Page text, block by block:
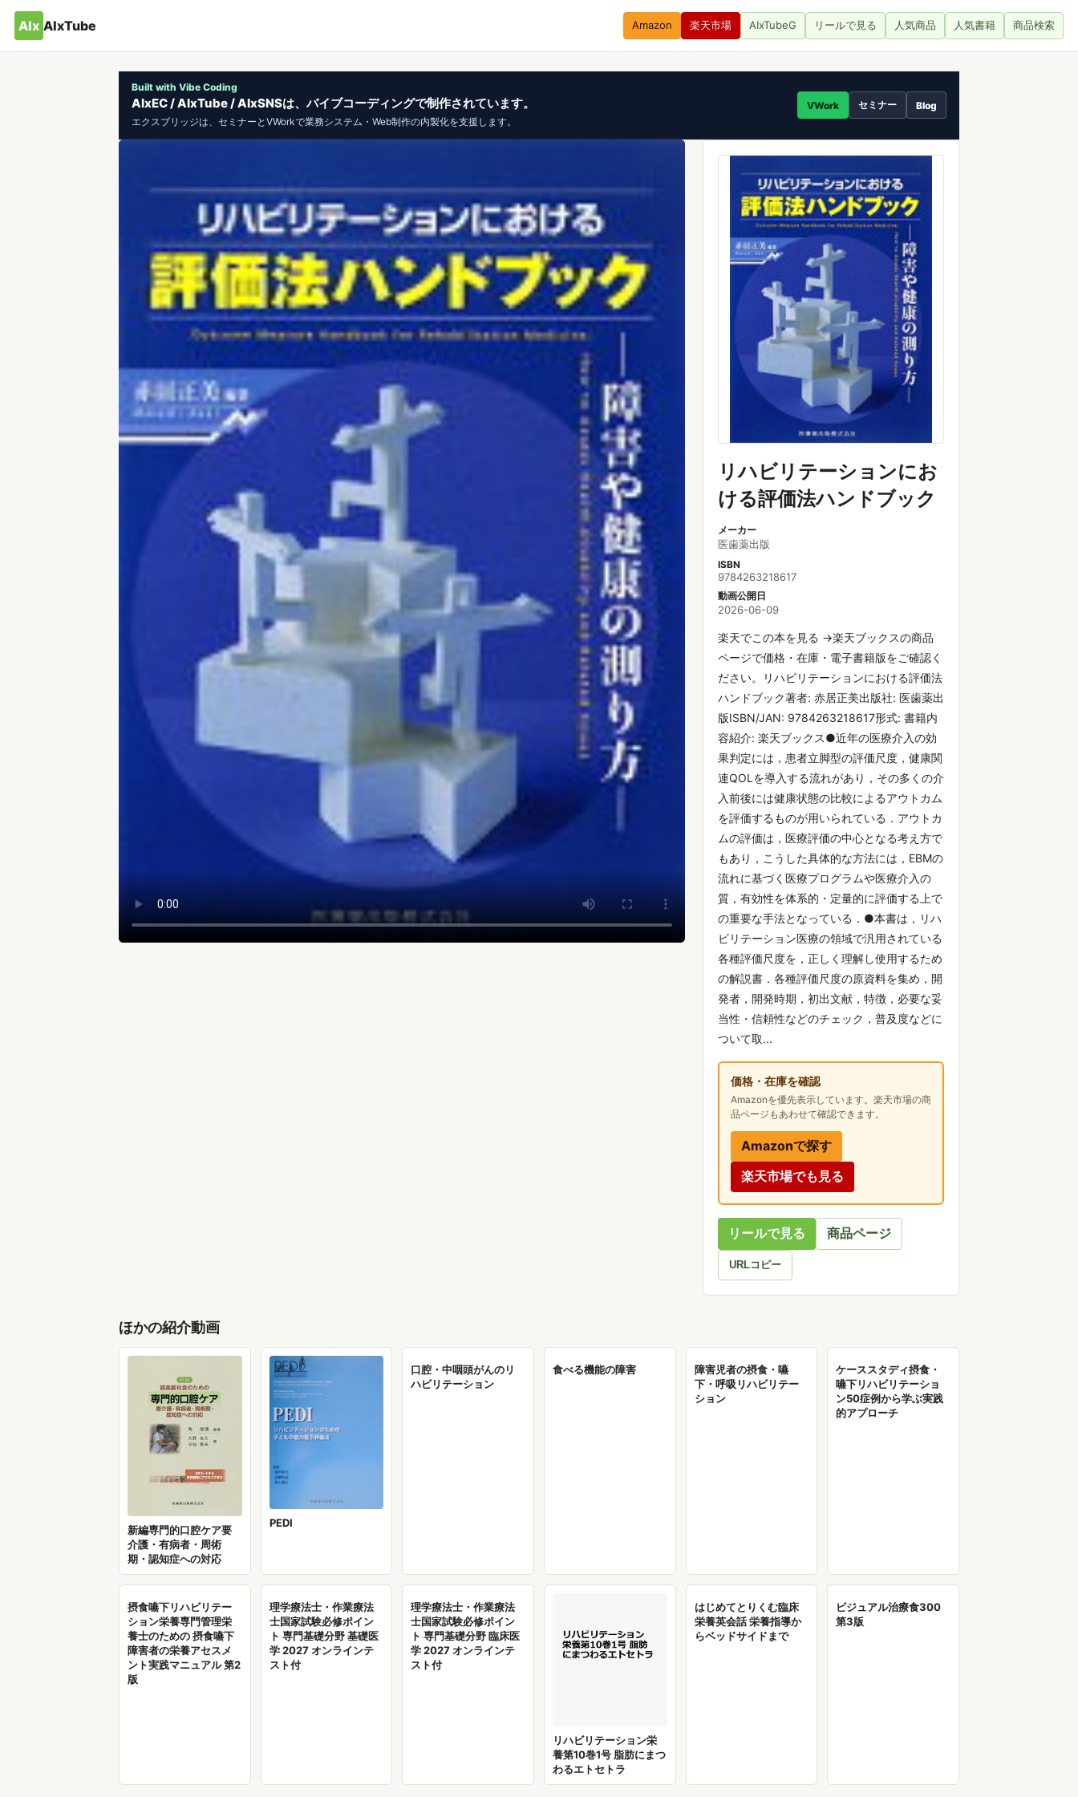
AIx AIxTube Amazon 楽天市場 AIxTubeG リールで見る 人気商品 人気書籍 商品検索
Built with Vibe Coding
AIxEC / AIxTube / AIxSNSは、バイブコーディングで制作されています。
エクスブリッジは、セミナーとVWorkで業務システム・Web制作の内製化を支援します。
VWork セミナー Blog
リハビリテーションにお
ける評価法ハンドブック
メーカー
医歯薬出版
ISBN
9784263218617
動画公開日
2026-06-09
楽天でこの本を見る →楽天ブックスの商品
ページで価格・在庫・電子書籍版をご確認く
ださい。リハビリテーションにおける評価法
ハンドブック著者: 赤居正美出版社: 医歯薬出
版ISBN/JAN: 9784263218617形式: 書籍内
容紹介: 楽天ブックス●近年の医療介入の効
果判定には，患者立脚型の評価尺度，健康関
連QOLを導入する流れがあり，その多くの介
入前後には健康状態の比較によるアウトカム
を評価するものが用いられている．アウトカ
ムの評価は，医療評価の中心となる考え方で
もあり，こうした具体的な方法には，EBMの
流れに基づく医療プログラムや医療介入の
質，有効性を体系的・定量的に評価する上で
の重要な手法となっている．●本書は，リハ
ビリテーション医療の領域で汎用されている
各種評価尺度を，正しく理解し使用するため
の解説書．各種評価尺度の原資料を集め，開
発者，開発時期，初出文献，特徴，必要な妥
当性・信頼性などのチェック，普及度などに
ついて取...
価格・在庫を確認
Amazonを優先表示しています。楽天市場の商
品ページもあわせて確認できます。
Amazonで探す
楽天市場でも見る
リールで見る 商品ページ
URLコピー
ほかの紹介動画
新編専門的口腔ケア要
介護・有病者・周術
期・認知症への対応
PEDI
口腔・中咽頭がんのリ
ハビリテーション
食べる機能の障害
障害児者の摂食・嚥
下・呼吸リハビリテー
ション
ケーススタディ摂食・
嚥下リハビリテーショ
ン50症例から学ぶ実践
的アプローチ
摂食嚥下リハビリテー
ション栄養専門管理栄
養士のための 摂食嚥下
障害者の栄養アセスメ
ント実践マニュアル 第2
版
理学療法士・作業療法
士国家試験必修ポイン
ト 専門基礎分野 基礎医
学 2027 オンラインテ
スト付
理学療法士・作業療法
士国家試験必修ポイン
ト 専門基礎分野 臨床医
学 2027 オンラインテ
スト付
リハビリテーション栄
養第10巻1号 脂肪にまつ
わるエトセトラ
はじめてとりくむ臨床
栄養英会話 栄養指導か
らベッドサイドまで
ビジュアル治療食300
第3版